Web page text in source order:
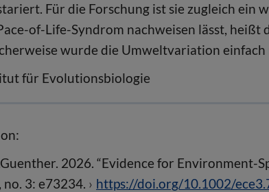
Für die Forschung ist sie zugleich ein
of-Life-Syndrom nachweisen lässt, heißt
wurde die Umweltvariation
für Evolutionsbiologie
2026. “Evidence for Environment-
3: e73234.
https://doi.org/10.1002/